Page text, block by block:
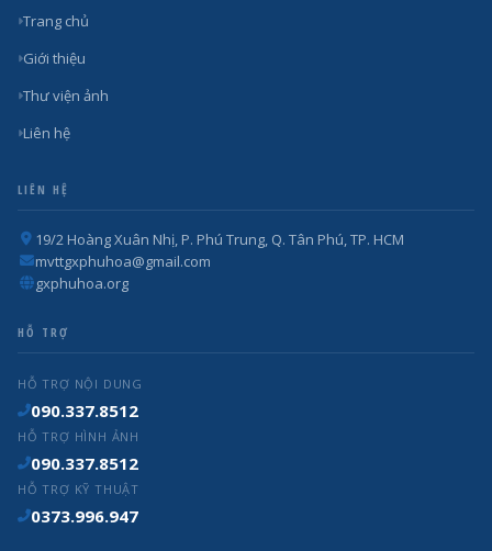
Trang chủ
Giới thiệu
Thư viện ảnh
Liên hệ
LIÊN HỆ
19/2 Hoàng Xuân Nhị, P. Phú Trung, Q. Tân Phú, TP. HCM
mvttgxphuhoa@gmail.com
gxphuhoa.org
HỖ TRỢ
HỖ TRỢ NỘI DUNG
090.337.8512
HỖ TRỢ HÌNH ẢNH
090.337.8512
HỖ TRỢ KỸ THUẬT
0373.996.947